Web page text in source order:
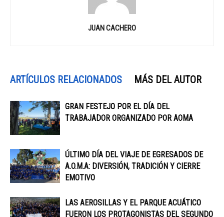
JUAN CACHERO
ARTÍCULOS RELACIONADOS MÁS DEL AUTOR
GRAN FESTEJO POR EL DÍA DEL
TRABAJADOR ORGANIZADO POR AOMA
ÚLTIMO DÍA DEL VIAJE DE EGRESADOS DE
A.O.M.A: DIVERSIÓN, TRADICIÓN Y CIERRE
EMOTIVO
LAS AEROSILLAS Y EL PARQUE ACUÁTICO
FUERON LOS PROTAGONISTAS DEL SEGUNDO